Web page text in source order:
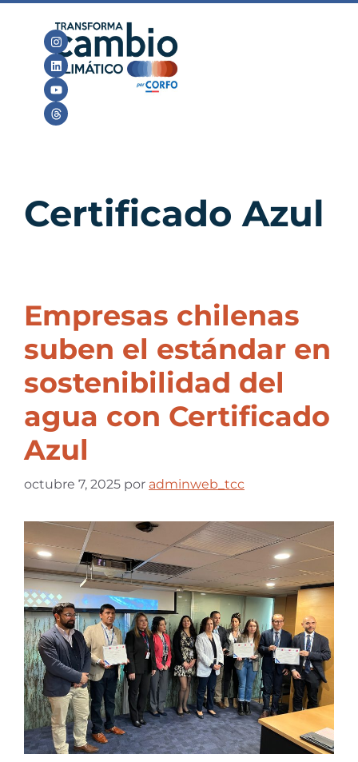
Certificado Azul
Empresas chilenas
suben el estándar en
sostenibilidad del
agua con Certificado
Azul
octubre 7, 2025 por adminweb_tcc